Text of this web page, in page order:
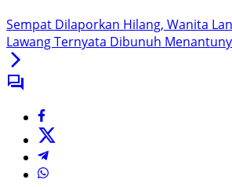
Sempat Dilaporkan Hilang, Wanita
Lawang Ternyata Dibunuh